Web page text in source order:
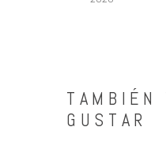
TAMBIÉN
GUSTAR